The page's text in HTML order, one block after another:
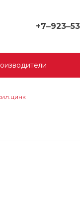
Двужильного,
отдел